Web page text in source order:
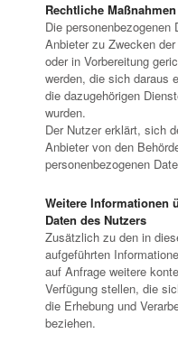
Rechtliche Maßnahmen
Die
Anbieter zu Zwecken
oder in Vorbereitung
werden, die sich daraus
die dazugehörigen
wurden.
Der Nutzer erklärt, sich
Anbieter von den
personenbezogenen
Weitere Informationen
Daten des Nutzers
Zusätzlich zu den in
aufgeführten
auf Anfrage weitere
Verfügung stellen, die
die Erhebung und
beziehen.